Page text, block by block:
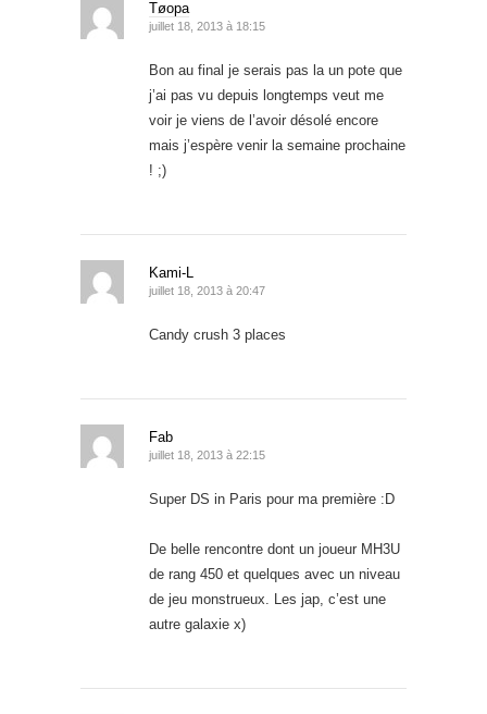
Tøopa
juillet 18, 2013 à 18:15
Bon au final je serais pas la un pote que
j’ai pas vu depuis longtemps veut me
voir je viens de l’avoir désolé encore
mais j’espère venir la semaine prochaine
! ;)
Kami-L
juillet 18, 2013 à 20:47
Candy crush 3 places
Fab
juillet 18, 2013 à 22:15
Super DS in Paris pour ma première :D
De belle rencontre dont un joueur MH3U
de rang 450 et quelques avec un niveau
de jeu monstrueux. Les jap, c’est une
autre galaxie x)